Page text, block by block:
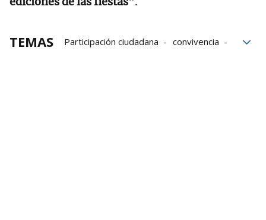
TEMAS Participación ciudadana
convivencia